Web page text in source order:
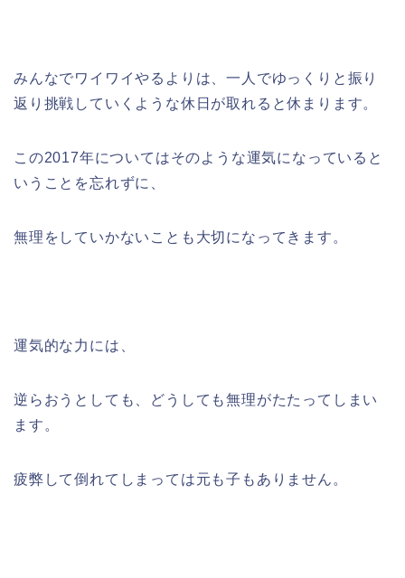
みんなでワイワイやるよりは、一人でゆっくりと振り
返り挑戦していくような休日が取れると休まります。
この2017年についてはそのような運気になっていると
いうことを忘れずに、
無理をしていかないことも大切になってきます。
運気的な力には、
逆らおうとしても、どうしても無理がたたってしまい
ます。
疲弊して倒れてしまっては元も子もありません。